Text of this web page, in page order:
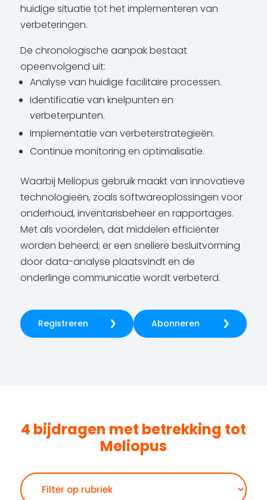
huidige situatie tot het implementeren van
verbeteringen.
De chronologische aanpak bestaat
opeenvolgend uit:
Analyse van huidige facilitaire processen.
Identificatie van knelpunten en
verbeterpunten.
Implementatie van verbeterstrategieën.
Continue monitoring en optimalisatie.
Waarbij Meliopus gebruik maakt van innovatieve
technologieën, zoals softwareoplossingen voor
onderhoud, inventarisbeheer en rapportages.
Met als voordelen, dat middelen efficiënter
worden beheerd; er een snellere besluitvorming
door data-analyse plaatsvindt en de
onderlinge communicatie wordt verbeterd.
Registreren Abonneren
4 bijdragen met betrekking tot
Meliopus